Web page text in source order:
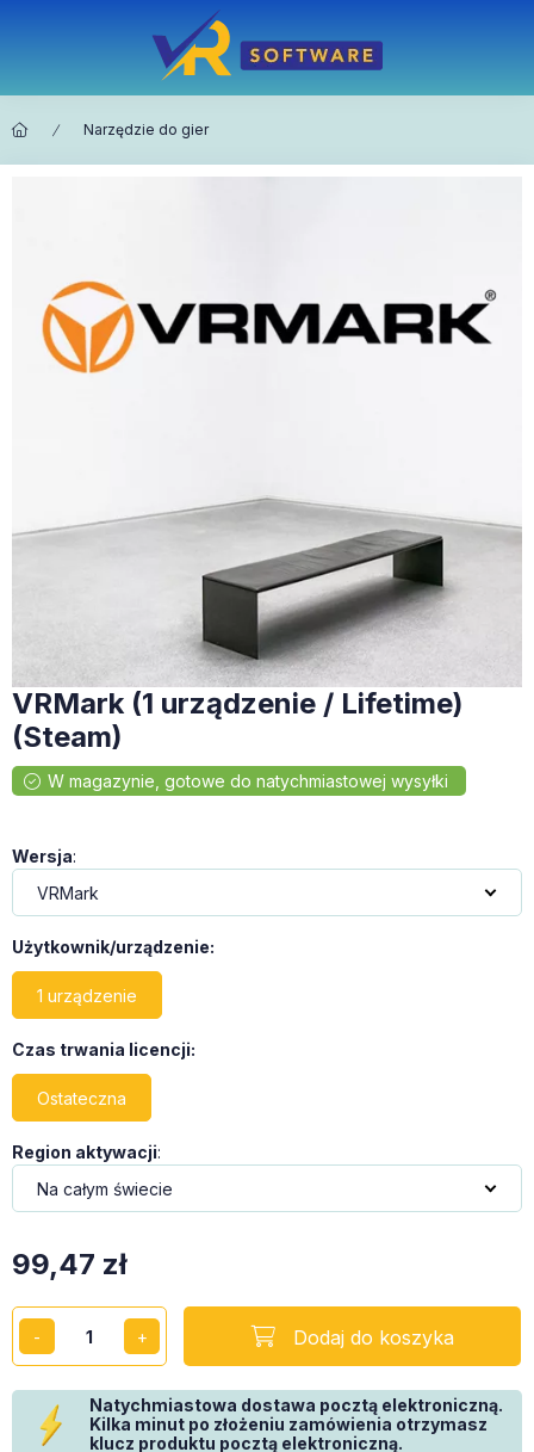
Narzędzie do gier
VRMark (1 urządzenie / Lifetime)
(Steam)
Wersja:
Użytkownik/urządzenie:
1 urządzenie
Czas trwania licencji:
Ostateczna
Region aktywacji:
99,47 zł
Dodaj do koszyka
Natychmiastowa dostawa pocztą elektroniczną.
Kilka minut po złożeniu zamówienia otrzymasz
klucz produktu pocztą elektroniczną.